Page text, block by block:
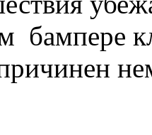
бампере